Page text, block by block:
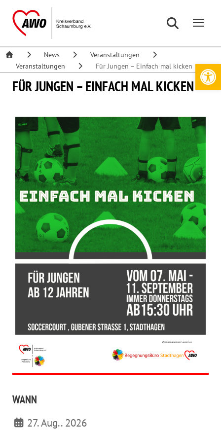
News
Veranstaltungen
Veranstaltungen
Für Jungen – Einfach mal kicken
FÜR JUNGEN – EINFACH MAL KICKEN
WANN
27. Aug.. 2026
Werkzeugleiste öffnen